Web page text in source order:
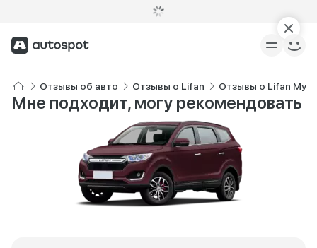
Отзывы об авто Отзывы о Lifan Отзывы о Lifan
Мне подходит, могу рекомендовать